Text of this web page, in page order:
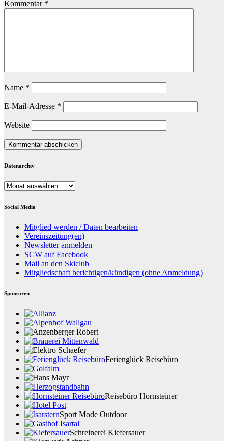
Kommentar *
Name *
E-Mail-Adresse *
Website
Datenarchiv
Datenarchiv
Social Media
Mitglied werden / Daten bearbeiten
Vereinszeitung(en)
Newsletter anmelden
SCW auf Facebook
Mail an den Skiclub
Mitgliedschaft berichtigen/kündigen (ohne Anmeldung)
Sponsoren
Ferienglück Reisebüro
Reisebüro Hornsteiner
Sport Mode Outdoor
Schreinerei Kiefersauer